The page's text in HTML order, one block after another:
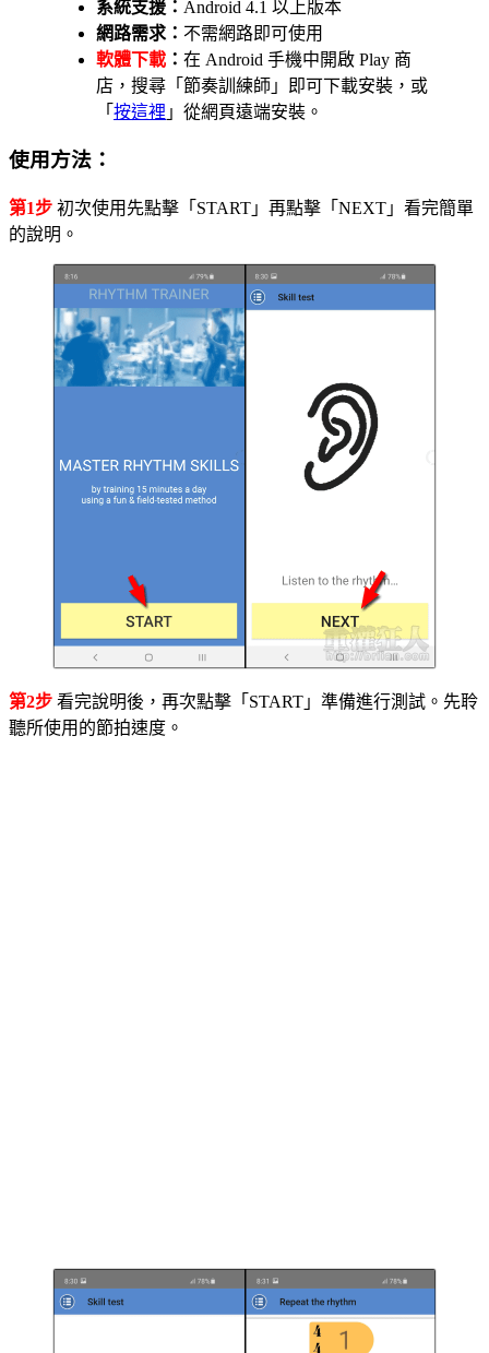
系統支援： Android 4.1 以上版本
網路需求： 不需網路即可使用
軟體下載 ： 在 Android 手機中開啟 Play 商
店，搜尋「節奏訓練師」即可下載安裝，或
「 按這裡 」從網頁遠端安裝。
使用方法：
第1步 初次使用先點擊「START」再點擊「NEXT」看完簡單
的說明。
第2步 看完說明後，再次點擊「START」準備進行測試。先聆
聽所使用的節拍速度。